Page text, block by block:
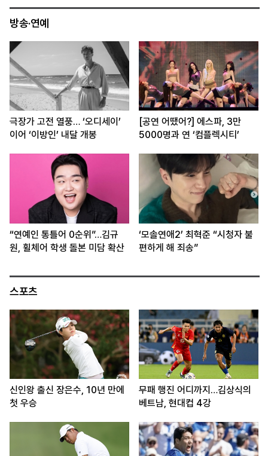
방송·연예
극장가 고전 열풍… ‘오디세이’
이어 ‘이방인’ 내달 개봉
[공연 어땠어?] 에스파, 3만
5000명과 연 ‘컴플렉시티’
“연예인 통틀어 0순위”…김규
원, 휠체어 학생 돌본 미담 확산
‘모솔연애2’ 최혁준 “시청자 불
편하게 해 죄송”
스포츠
신인왕 출신 장은수, 10년 만에
첫 우승
무패 행진 어디까지…김상식의
베트남, 현대컵 4강